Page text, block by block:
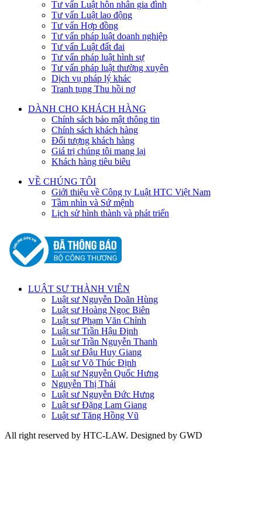
Tư vấn Luật hôn nhân gia đình
Tư vấn Luật lao động
Tư vấn Hợp đồng
Tư vấn pháp luật doanh nghiệp
Tư vấn Luật đất đai
Tư vấn pháp luật hình sự
Tư vấn pháp luật thường xuyên
Dịch vụ pháp lý khác
Tranh tụng Thu hồi nợ
DÀNH CHO KHÁCH HÀNG
Chính sách bảo mật thông tin
Chính sách khách hàng
Đối tượng khách hàng
Giá trị chúng tôi mang lại
Khách hàng tiêu biêu
VỀ CHÚNG TÔI
Giới thiệu về Công ty Luật HTC Việt Nam
Tầm nhìn và Sứ mệnh
Lịch sử hình thành và phát triển
LUẬT SƯ THÀNH VIÊN
Luật sư Nguyễn Doãn Hùng
Luật sư Hoàng Ngọc Biên
Luật sư Phạm Văn Chỉnh
Luật sư Trần Hậu Định
Luật sư Trần Nguyễn Thanh
Luật sư Đậu Huy Giang
Luật sư Võ Thúc Định
Luật sư Nguyễn Quốc Hưng
Nguyễn Thị Thái
Luật sư Nguyễn Đức Hưng
Luật sư Đặng Lam Giang
Luật sư Tăng Hồng Vũ
All right reserved by HTC-LAW. Designed by GWD